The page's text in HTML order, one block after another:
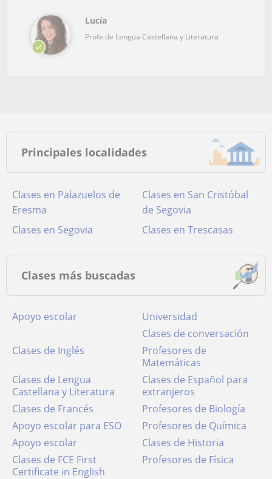
Lucía
Profe de Lengua Castellana y Literatura
Principales localidades
Clases en Palazuelos de
Eresma
Clases en San Cristóbal
de Segovia
Clases en Segovia
Clases en Trescasas
Clases más buscadas
Apoyo escolar
Universidad
Clases de conversación
Clases de Inglés
Profesores de
Matemáticas
Clases de Lengua
Castellana y Literatura
Clases de Español para
extranjeros
Clases de Francés
Profesores de Biología
Apoyo escolar para ESO
Profesores de Química
Apoyo escolar
Clases de Historia
Clases de FCE First
Certificate in English
Profesores de Física